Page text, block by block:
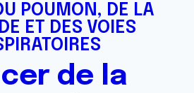
POUMON, DE LA
ET DES VOIES
de la